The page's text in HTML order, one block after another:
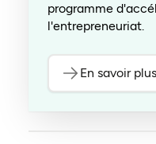
programme
l'entrepreneuriat.
En savoir plus